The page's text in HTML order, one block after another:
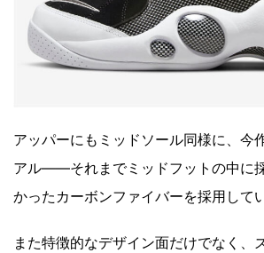
アッパーにもミッドソール同様に、今
アル――それまでミッドフットの中に
かったカーボンファイバーを採用してい
また特徴的なデザイン面だけでなく、